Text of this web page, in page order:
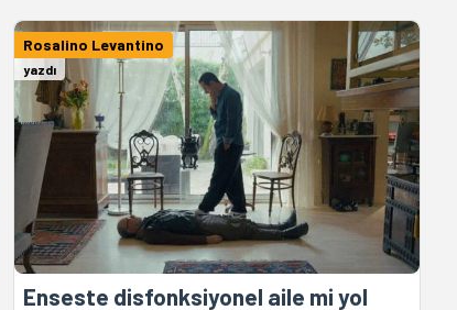
Rosalino Levantino
yazdı
Enseste disfonksiyonel aile mi yol